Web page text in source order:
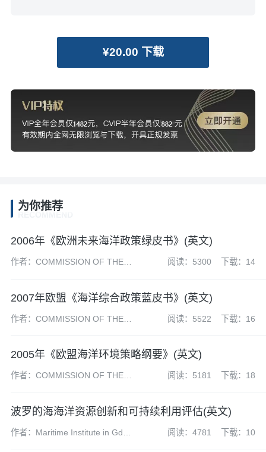
¥20.00 下载
为你推荐
2006年《欧洲未来海洋政策绿皮书》(英文)
作者：COMMISSION OF THE
阅读：5300 下载：14
2007年欧盟《海洋综合政策蓝皮书》(英文)
作者：COMMISSION OF THE
阅读：5522 下载：16
2005年《欧盟海洋环境策略纲要》(英文)
作者：COMMISSION OF THE
阅读：5181 下载：18
波罗的海海洋资源创新和可持续利用评估(英文)
作者：Maritime Institute in Gda?
阅读：4781 下载：10